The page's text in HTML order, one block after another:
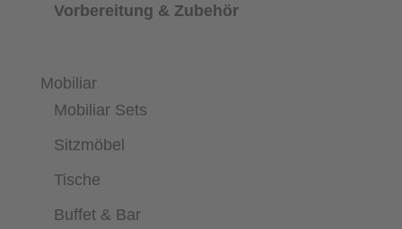
Vorbereitung & Zubehör
Mobiliar
Mobiliar Sets
Sitzmöbel
Tische
Buffet & Bar